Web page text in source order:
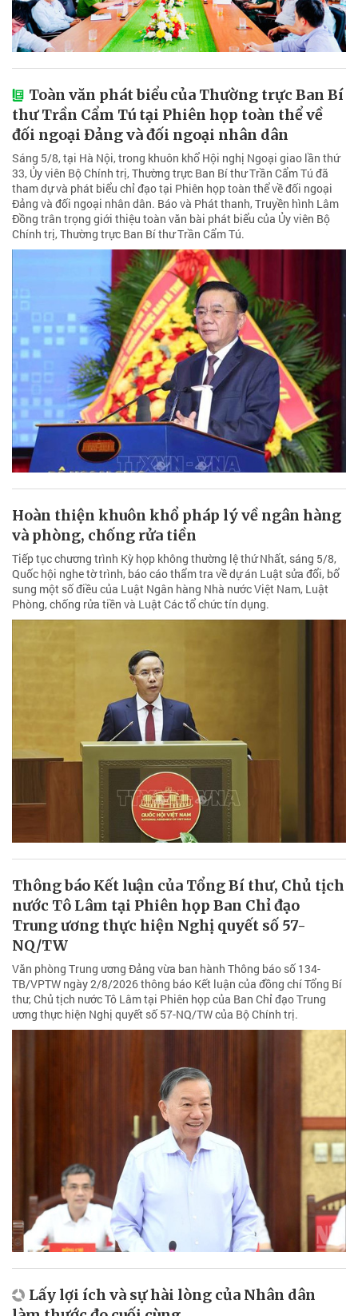
Toàn văn phát biểu của Thường trực Ban Bí
thư Trần Cẩm Tú tại Phiên họp toàn thể về
đối ngoại Đảng và đối ngoại nhân dân
Sáng 5/8, tại Hà Nội, trong khuôn khổ Hội nghị Ngoại giao lần thứ
33, Ủy viên Bộ Chính trị, Thường trực Ban Bí thư Trần Cẩm Tú đã
tham dự và phát biểu chỉ đạo tại Phiên họp toàn thể về đối ngoại
Đảng và đối ngoại nhân dân. Báo và Phát thanh, Truyền hình Lâm
Đồng trân trọng giới thiệu toàn văn bài phát biểu của Ủy viên Bộ
Chính trị, Thường trực Ban Bí thư Trần Cẩm Tú.
Hoàn thiện khuôn khổ pháp lý về ngân hàng
và phòng, chống rửa tiền
Tiếp tục chương trình Kỳ họp không thường lệ thứ Nhất, sáng 5/8,
Quốc hội nghe tờ trình, báo cáo thẩm tra về dự án Luật sửa đổi, bổ
sung một số điều của Luật Ngân hàng Nhà nước Việt Nam, Luật
Phòng, chống rửa tiền và Luật Các tổ chức tín dụng.
Thông báo Kết luận của Tổng Bí thư, Chủ tịch
nước Tô Lâm tại Phiên họp Ban Chỉ đạo
Trung ương thực hiện Nghị quyết số 57-
NQ/TW
Văn phòng Trung ương Đảng vừa ban hành Thông báo số 134-
TB/VPTW ngày 2/8/2026 thông báo Kết luận của đồng chí Tổng Bí
thư, Chủ tịch nước Tô Lâm tại Phiên họp của Ban Chỉ đạo Trung
ương thực hiện Nghị quyết số 57-NQ/TW của Bộ Chính trị.
Lấy lợi ích và sự hài lòng của Nhân dân